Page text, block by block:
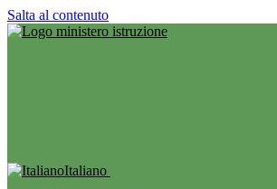
Salta al contenuto
Italiano